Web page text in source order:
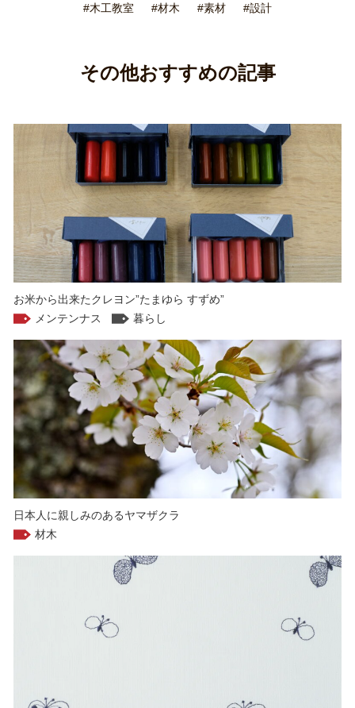
#木工教室 #材木 #素材 #設計
その他おすすめの記事
お米から出来たクレヨン”たまゆら すずめ”
メンテンナス
暮らし
日本人に親しみのあるヤマザクラ
材木